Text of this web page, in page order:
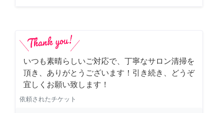
いつも素晴らしいご対応で、丁寧なサロン清掃を
頂き、ありがとうございます！引き続き、どうぞ
宜しくお願い致します！
依頼されたチケット